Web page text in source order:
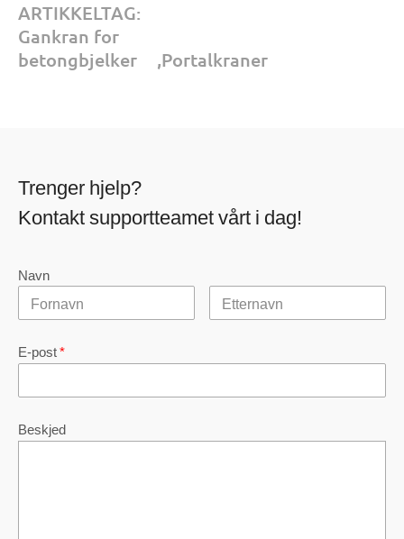
ARTIKKELTAG:
Gankran for
betongbjelker
,Portalkraner
Trenger hjelp?
Kontakt supportteamet vårt i dag!
Navn
E-post*
Beskjed